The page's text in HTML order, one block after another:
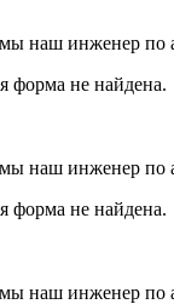
наш инженер по
форма не найдена.
наш инженер по
форма не найдена.
наш инженер по